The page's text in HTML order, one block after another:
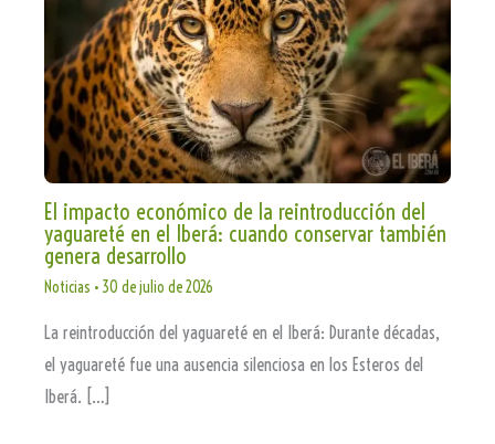
El impacto económico de la reintroducción del
yaguareté en el Iberá: cuando conservar también
genera desarrollo
Noticias • 30 de julio de 2026
La reintroducción del yaguareté en el Iberá: Durante décadas,
el yaguareté fue una ausencia silenciosa en los Esteros del
Iberá. […]